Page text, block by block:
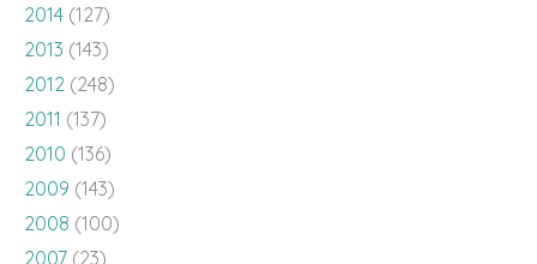
2014 (127)
2013 (143)
2012 (248)
2011 (137)
2010 (136)
2009 (143)
2008 (100)
2007 (23)